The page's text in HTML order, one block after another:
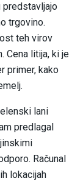
predstavljajo
trgovino.
teh virov
Cena litija, ki je
primer, kako
lani
predlagal
Računal
lokacijah